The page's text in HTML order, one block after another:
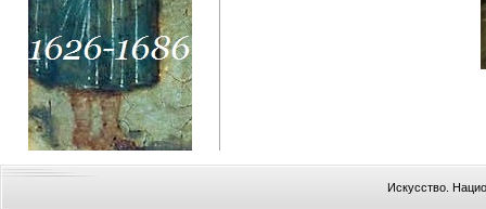
Искусство.